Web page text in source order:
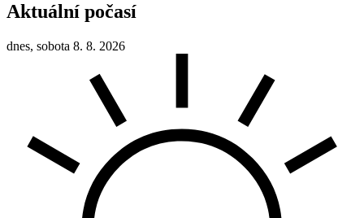
Aktuální počasí
dnes, sobota 8. 8. 2026